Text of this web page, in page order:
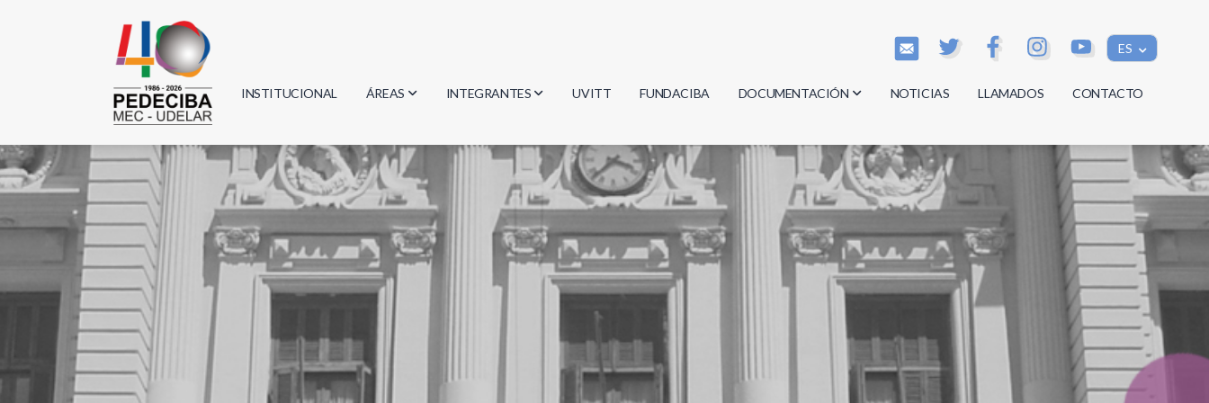
ES
INSTITUCIONAL ÁREAS
Biología
Física
Geociencias
Informática
Matemática
INTEGRANTES
Investigadores
Estudiantes
Egresados
UVITT FUNDACIBA DOCUMENTACIÓN
Actas
Reglamentos
Documentos
NOTICIAS LLAMADOS CONTACTO